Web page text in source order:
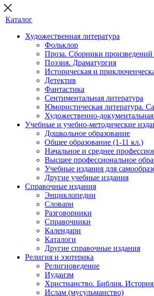
Каталог
Художественная литература
Фольклор
Проза. Сборники
Поэзия. Драматургия
Историческая и
Детектив
Фантастика
Сентиментальная литература
Юмористическая литература.
Художественно-
Учебные и учебно-методические
Дошкольное образование
Общее образование (1-11 кл.)
Начальное и среднее
Высшее профессиональное
Учебные издания для
Другие учебные издания
Справочные издания
Энциклопедии
Словари
Разговорники
Справочники
Календари
Каталоги
Другие справочные издания
Религия и эзотерика
Религиоведение
Иудаизм
Христианство. Библия.
Ислам (мусульманство)